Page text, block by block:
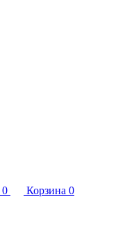
0 Корзина 0